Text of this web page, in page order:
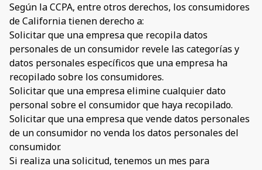
Según la CCPA, entre otros derechos, los consumidores
de California tienen derecho a:
Solicitar que una empresa que recopila datos
personales de un consumidor revele las categorías y
datos personales específicos que una empresa ha
recopilado sobre los consumidores.
Solicitar que una empresa elimine cualquier dato
personal sobre el consumidor que haya recopilado.
Solicitar que una empresa que vende datos personales
de un consumidor no venda los datos personales del
consumidor.
Si realiza una solicitud, tenemos un mes para